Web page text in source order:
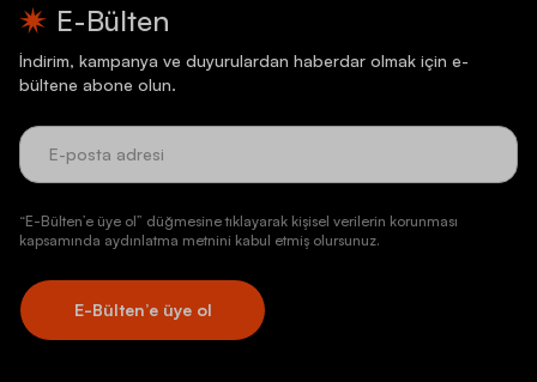
E-Bülten
İndirim, kampanya ve duyurulardan haberdar olmak için e-
bültene abone olun.
“E-Bülten’e üye ol” düğmesine tıklayarak kişisel verilerin korunması
kapsamında aydınlatma metnini kabul etmiş olursunuz.
E-Bülten’e üye ol